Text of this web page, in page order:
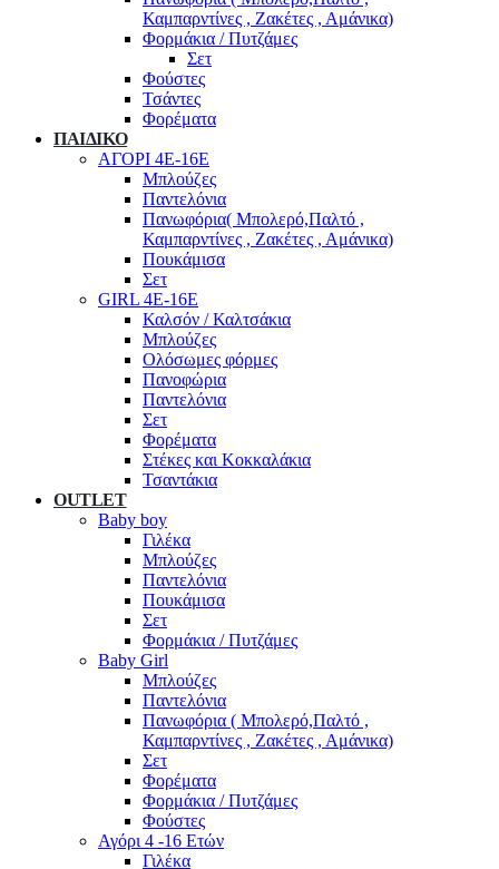
Καμπαρντίνες , Ζακέτες , Αμάνικα)
Φορμάκια / Πυτζάμες
Σετ
Φούστες
Τσάντες
Φορέματα
ΠΑΙΔΙΚΟ
ΑΓΟΡΙ 4Ε-16Ε
Μπλούζες
Παντελόνια
Πανωφόρια( Μπολερό,Παλτό ,
Καμπαρντίνες , Ζακέτες , Αμάνικα)
Πουκάμισα
Σετ
GIRL 4Ε-16Ε
Καλσόν / Καλτσάκια
Μπλούζες
Ολόσωμες φόρμες
Πανοφώρια
Παντελόνια
Σετ
Φορέματα
Στέκες και Κοκκαλάκια
Τσαντάκια
OUTLET
Baby boy
Γιλέκα
Μπλούζες
Παντελόνια
Πουκάμισα
Σετ
Φορμάκια / Πυτζάμες
Baby Girl
Μπλούζες
Παντελόνια
Πανωφόρια ( Μπολερό,Παλτό ,
Καμπαρντίνες , Ζακέτες , Αμάνικα)
Σετ
Φορέματα
Φορμάκια / Πυτζάμες
Φούστες
Αγόρι 4 -16 Ετών
Γιλέκα